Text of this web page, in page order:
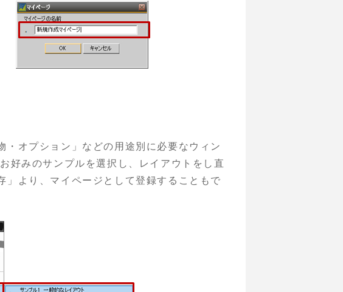
オプション」などの用途別に必要なウィン
好みのサンプルを選択し、レイアウトをし直
」より、マイページとして登録することもで